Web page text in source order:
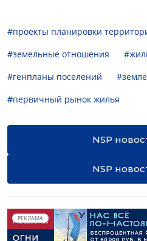
#проекты планировки
#земельные отношения
#генпланы поселений
#первичный рынок жилья
NSP
NSP
РЕКЛАМА